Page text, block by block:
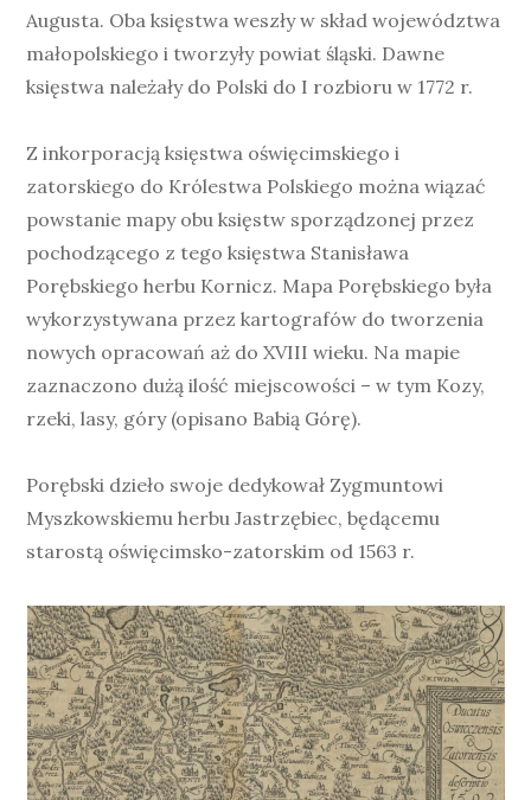
Augusta. Oba księstwa weszły w skład województwa
małopolskiego i tworzyły powiat śląski. Dawne
księstwa należały do Polski do I rozbioru w 1772 r.
Z inkorporacją księstwa oświęcimskiego i
zatorskiego do Królestwa Polskiego można wiązać
powstanie mapy obu księstw sporządzonej przez
pochodzącego z tego księstwa Stanisława
Porębskiego herbu Kornicz. Mapa Porębskiego była
wykorzystywana przez kartografów do tworzenia
nowych opracowań aż do XVIII wieku. Na mapie
zaznaczono dużą ilość miejscowości – w tym Kozy,
rzeki, lasy, góry (opisano Babią Górę).
Porębski dzieło swoje dedykował Zygmuntowi
Myszkowskiemu herbu Jastrzębiec, będącemu
starostą oświęcimsko-zatorskim od 1563 r.